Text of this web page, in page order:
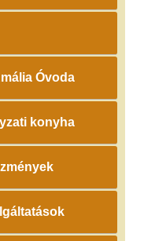
Óvoda
konyha